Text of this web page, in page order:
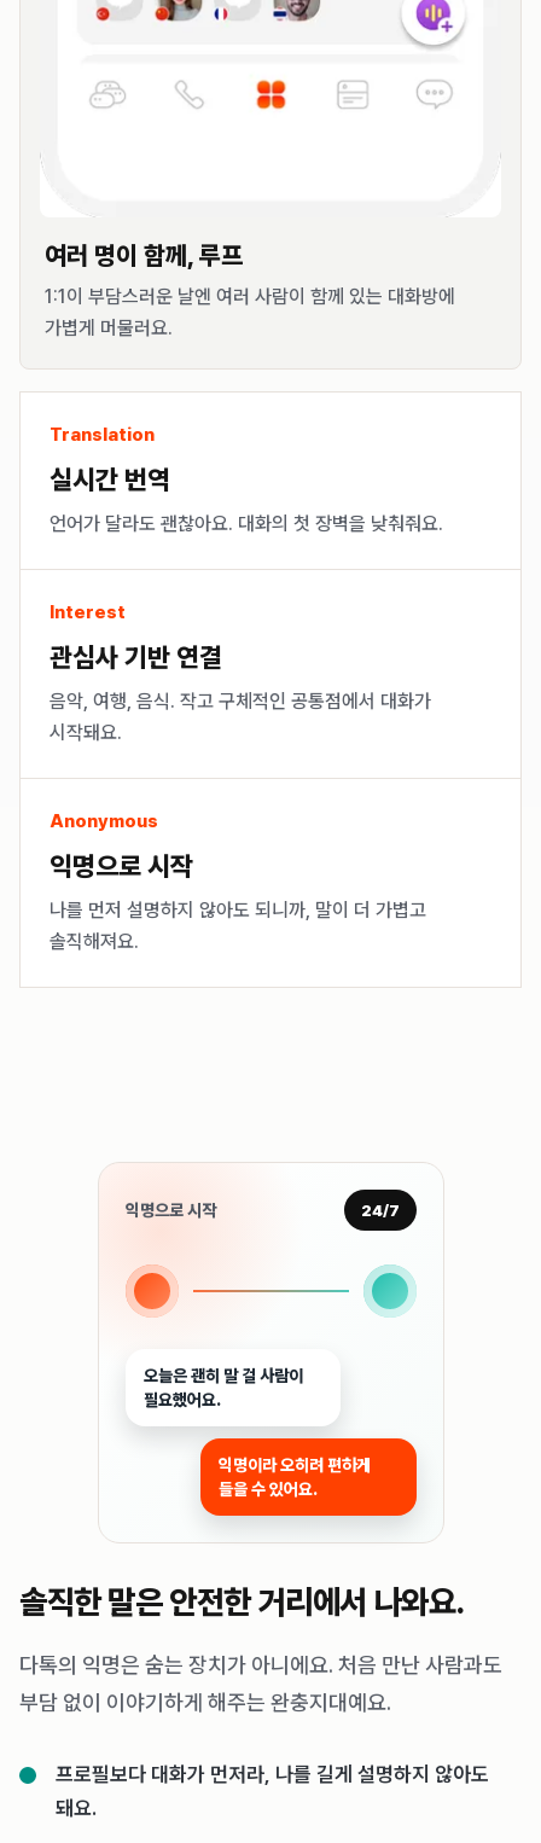
여러 명이 함께, 루프
1:1이 부담스러운 날엔 여러 사람이 함께 있는 대화방에
가볍게 머물러요.
Translation
실시간 번역
언어가 달라도 괜찮아요. 대화의 첫 장벽을 낮춰줘요.
Interest
관심사 기반 연결
음악, 여행, 음식. 작고 구체적인 공통점에서 대화가
시작돼요.
Anonymous
익명으로 시작
나를 먼저 설명하지 않아도 되니까, 말이 더 가볍고
솔직해져요.
익명으로 시작 24/7
오늘은 괜히 말 걸 사람이
필요했어요.
익명이라 오히려 편하게
들을 수 있어요.
솔직한 말은 안전한 거리에서 나와요.
다톡의 익명은 숨는 장치가 아니에요. 처음 만난 사람과도
부담 없이 이야기하게 해주는 완충지대예요.
프로필보다 대화가 먼저라, 나를 길게 설명하지 않아도
돼요.